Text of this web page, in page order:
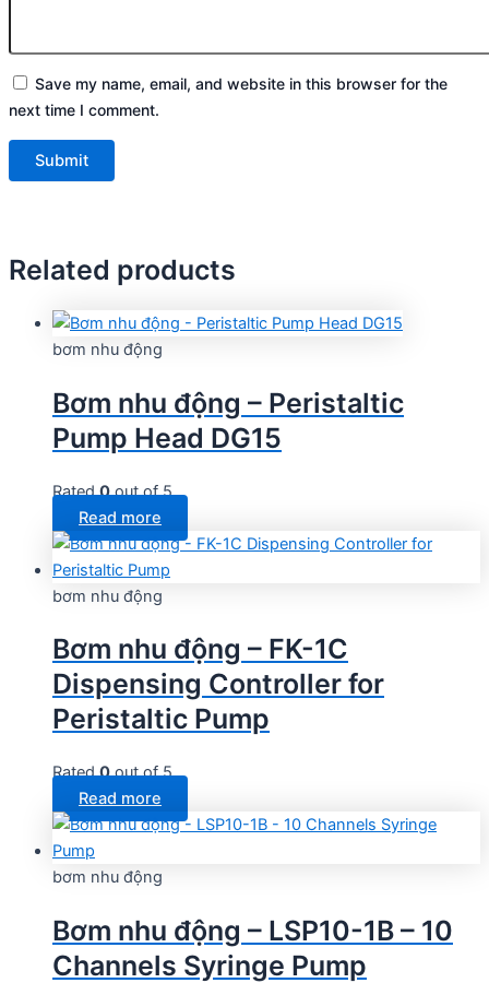
Save my name, email, and website in this browser for the
next time I comment.
Related products
bơm nhu động
Bơm nhu động – Peristaltic
Pump Head DG15
Rated0out of 5
Read more
bơm nhu động
Bơm nhu động – FK-1C
Dispensing Controller for
Peristaltic Pump
Rated0out of 5
Read more
bơm nhu động
Bơm nhu động – LSP10-1B – 10
Channels Syringe Pump